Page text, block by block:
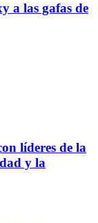
a las gafas de
líderes de la
y la